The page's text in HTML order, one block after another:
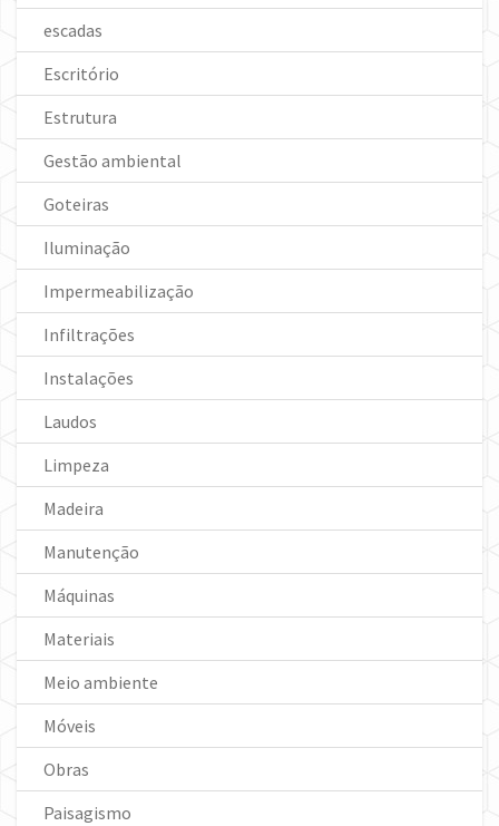
escadas
Escritório
Estrutura
Gestão ambiental
Goteiras
Iluminação
Impermeabilização
Infiltrações
Instalações
Laudos
Limpeza
Madeira
Manutenção
Máquinas
Materiais
Meio ambiente
Móveis
Obras
Paisagismo